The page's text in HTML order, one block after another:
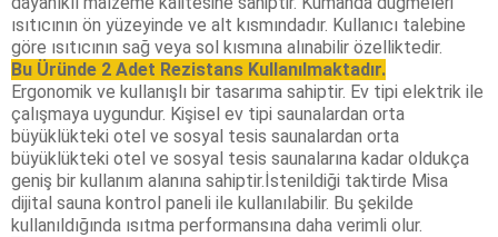
ısıtıcının ön yüzeyinde ve alt kısmındadır. Kullanıcı talebine
göre ısıtıcının sağ veya sol kısmına alınabilir özelliktedir.
Bu Üründe 2 Adet Rezistans Kullanılmaktadır.
Ergonomik ve kullanışlı bir tasarıma sahiptir. Ev tipi elektrik ile
çalışmaya uygundur. Kişisel ev tipi saunalardan orta
büyüklükteki otel ve sosyal tesis saunalardan orta
büyüklükteki otel ve sosyal tesis saunalarına kadar oldukça
geniş bir kullanım alanına sahiptir.İstenildiği taktirde Misa
dijital sauna kontrol paneli ile kullanılabilir. Bu şekilde
kullanıldığında ısıtma performansına daha verimli olur.